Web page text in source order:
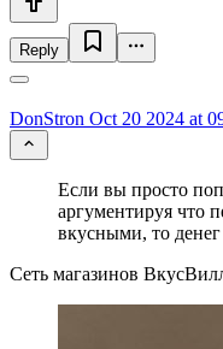
Reply
DonStron Oct 20 2024 at
Если вы просто
аргументируя что
вкусными, то
Сеть магазинов